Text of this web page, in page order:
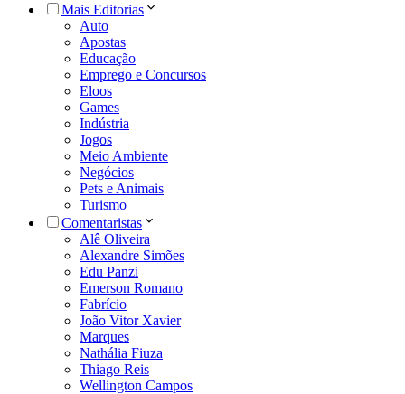
Mais Editorias
Auto
Apostas
Educação
Emprego e Concursos
Eloos
Games
Indústria
Jogos
Meio Ambiente
Negócios
Pets e Animais
Turismo
Comentaristas
Alê Oliveira
Alexandre Simões
Edu Panzi
Emerson Romano
Fabrício
João Vitor Xavier
Marques
Nathália Fiuza
Thiago Reis
Wellington Campos